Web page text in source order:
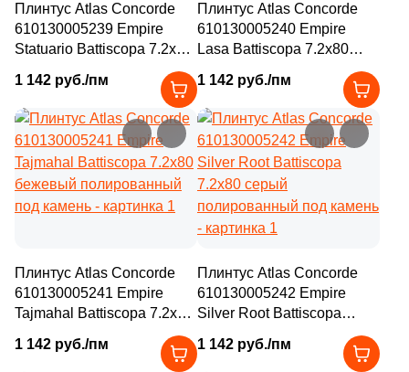
Плинтус Atlas Concorde
610130005239 Empire
Statuario Battiscopa 7.2x80
бежевый полированный
под камень
1 142 руб./пм
Плинтус Atlas Concorde
610130005240 Empire
Lasa Battiscopa 7.2x80
бежевый полированный
под камень
1 142 руб./пм
Плинтус Atlas Concorde
610130005241 Empire
Tajmahal Battiscopa 7.2x80
бежевый полированный
под камень
1 142 руб./пм
Плинтус Atlas Concorde
610130005242 Empire
Silver Root Battiscopa
полированный под камень
1 142 руб./пм